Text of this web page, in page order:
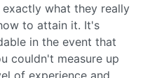
what they really
to attain it. It's
in the event that
couldn't measure up
of experience and